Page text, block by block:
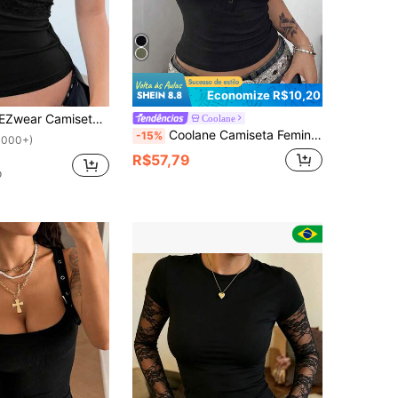
com Renda de Cor Sólida Elegante e Decote Princesa para o Verão
Economize R$10,20
Coolane
-15% Coolane Camiseta Feminina de Verão Sexy e Chique para Sair, Festa e Férias, Elástica, Verde com Renda em Contraste, Decote em V e Manga Curta
R$57,79